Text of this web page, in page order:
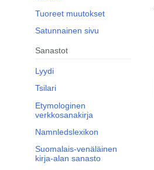
Tuoreet muutokset
Satunnainen sivu
Sanastot
Lyydi
Tsilari
Etymologinen
verkkosanakirja
Namnledslexikon
Suomalais-venäläinen
kirja-alan sanasto